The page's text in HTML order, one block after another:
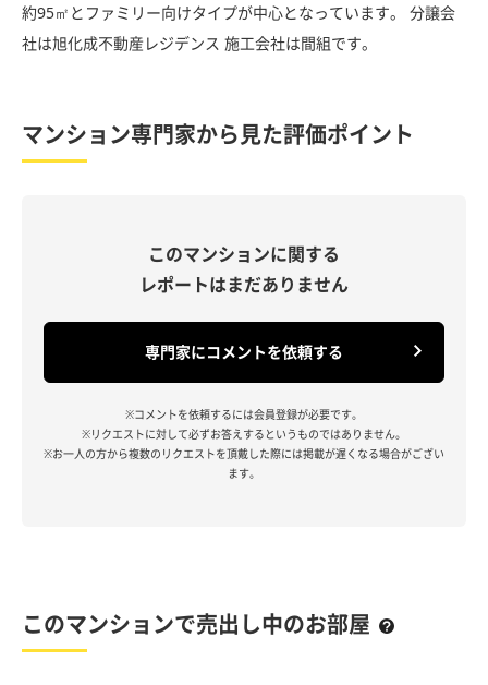
約95㎡とファミリー向けタイプが中心となっています。 分譲会
社は旭化成不動産レジデンス 施工会社は間組です。
マンション専門家から見た評価ポイント
このマンションに関する
レポートはまだありません
専門家にコメントを依頼する
※コメントを依頼するには会員登録が必要です。
※リクエストに対して必ずお答えするというものではありません。
※お一人の方から複数のリクエストを頂戴した際には掲載が遅くなる場合がござい
ます。
このマンションで売出し中のお部屋